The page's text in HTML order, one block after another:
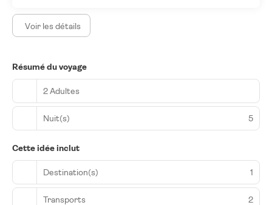
Voir les détails
Résumé du voyage
2 Adultes
Nuit(s) 5
Cette idée inclut
Destination(s) 1
Transports 2